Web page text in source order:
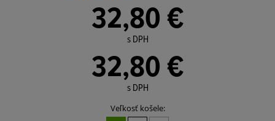
32,80 €
s DPH
32,80 €
s DPH
Veľkosť košele: